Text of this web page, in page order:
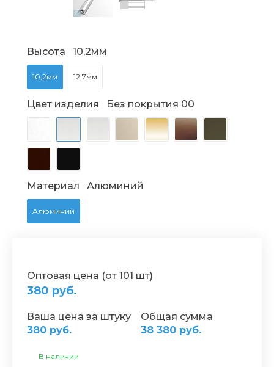
Высота 10,2мм
10,2мм 12,7мм
Цвет изделия Без покрытия 00
Материал Алюминий
Алюминий
Оптовая цена (от 101 шт)
380 руб.
Ваша цена за штуку
380 руб.
Общая сумма
38 380 руб.
В наличии